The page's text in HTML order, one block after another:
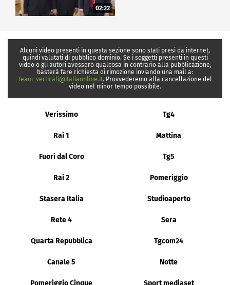
02:22
Alcuni video presenti in questa sezione sono stati presi da internet,
quindi valutati di pubblico dominio. Se i soggetti presenti in questi
video o gli autori avessero qualcosa in contrario alla pubblicazione,
basterà fare richiesta di rimozione inviando una mail a:
team_verticali@italiaonline.it. Provvederemo alla cancellazione del
video nel minor tempo possibile.
Verissimo Tg4
Rai 1 Mattina
Fuori dal Coro Tg5
Rai 2 Pomeriggio
Stasera Italia Studioaperto
Rete 4 Sera
Quarta Repubblica Tgcom24
Canale 5 Notte